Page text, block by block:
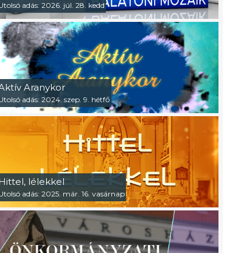
adás: 2026. júl. 28. kedd
Aranykor
adás: 2024. szep. 9. hétfő
lélekkel
adás: 2025. már. 16. vasárnap